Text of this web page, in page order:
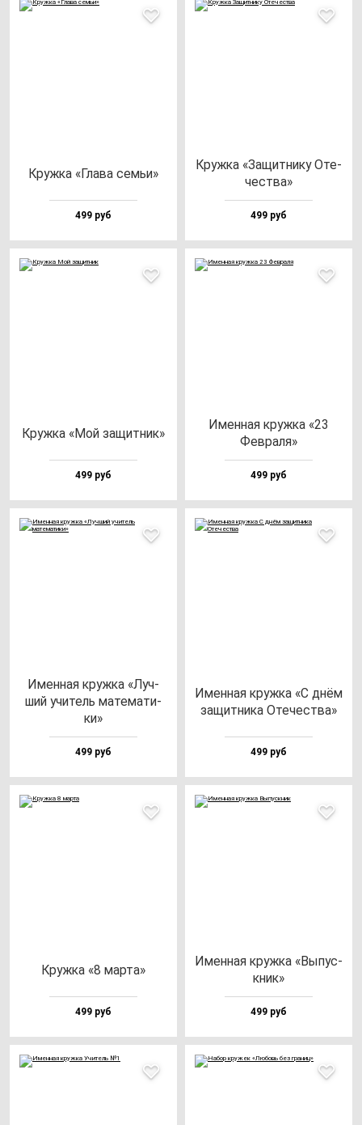
Круж­ка «Гла­ва cемьи»
499 руб
Круж­ка «Защит­ни­ку Оте­
чес­тва»
499 руб
Круж­ка «Мой за­щит­ник»
499 руб
Имен­ная круж­ка «23
Фев­ра­ля»
499 руб
Имен­ная круж­ка «Луч­
ший учи­тель ма­те­ма­ти­
ки»
499 руб
Имен­ная круж­ка «С днём
за­щит­ни­ка Оте­чес­тва»
499 руб
Круж­ка «8 мар­та»
499 руб
Имен­ная круж­ка «Выпус­
кник»
499 руб